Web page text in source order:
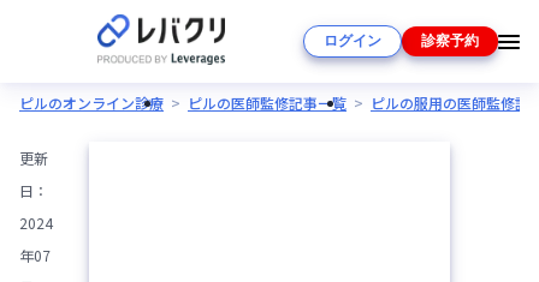
ログイン 診察予約
ピルのオンライン診療 ピルの医師監修記事一覧 ピルの服用の医師監修記
更新
日：
2024
年07